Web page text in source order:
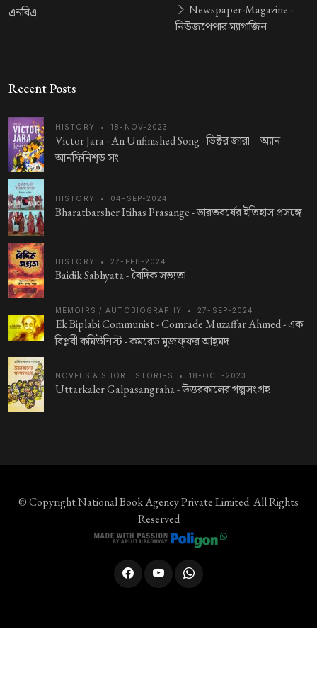
এনবিএ
Newspaper-Magazine -
নিউজপেপার-ম্যাগাজিন
Recent Posts
HISTORY • 18-NOV-2023
Victor Jara - An Unfinished Song -ভিক্টর জারা – অ্যান
আনফিনিশ্‌ড সং
HISTORY • 04-SEP-2024
Bharatbarsher Itihas Prasange -ভারতবর্ষের ইতিহাস প্রসঙ্গে
HISTORY • 27-FEB-2024
Baidik Sabhyata -বৈদিক সভ্যতা
MEMOIRS / AUTOBIOGRAPHY • 27-SEP-2024
Ek Biplabi Communist - Comrade Muzaffar Ahmed -এক
বিপ্লবী কমিউনিস্ট - কমরেড মুজফ্‌ফর আহ্‌মদ
NOVELS & SHORT STORIES • 18-OCT-2023
Uttarkaler Galpasangraha -উত্তরকালের গল্পসংগ্রহ
© CopyrightNational Book Agency Private Limited. All Rights
Reserved